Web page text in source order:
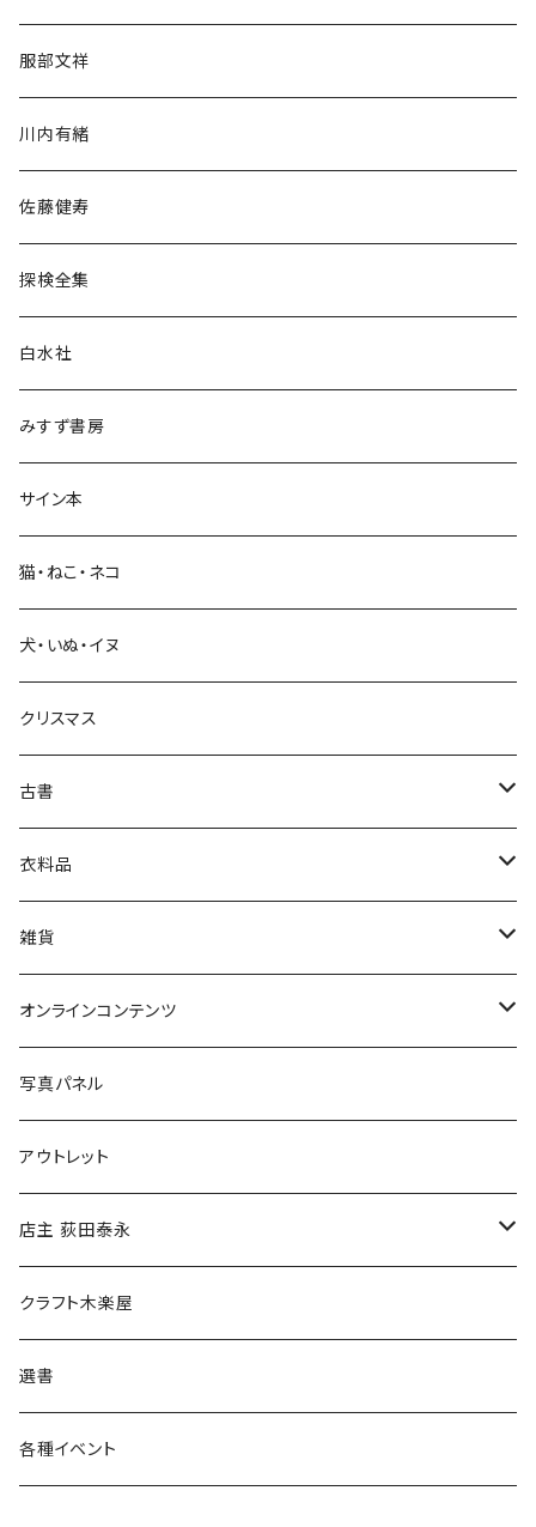
民族・風習
言語・ことば
生活・暮らし
芸術・絵画・写真
絵本・児童書
娯楽・エンターテインメント
服部文祥
川内有緒
佐藤健寿
探検全集
白水社
みすず書房
サイン本
猫・ねこ・ネコ
犬・いぬ・イヌ
クリスマス
古書
古書セット
美術
衣料品
POLEWARDS
Tシャツ
雑貨
バッグ
ブックカバー
マグカップ
傘
食料品
その他
オンラインコンテンツ
冒険クロストーク
写真パネル
アウトレット
店主 荻田泰永
書籍
ウェア
クラフト木楽屋
選書
各種イベント